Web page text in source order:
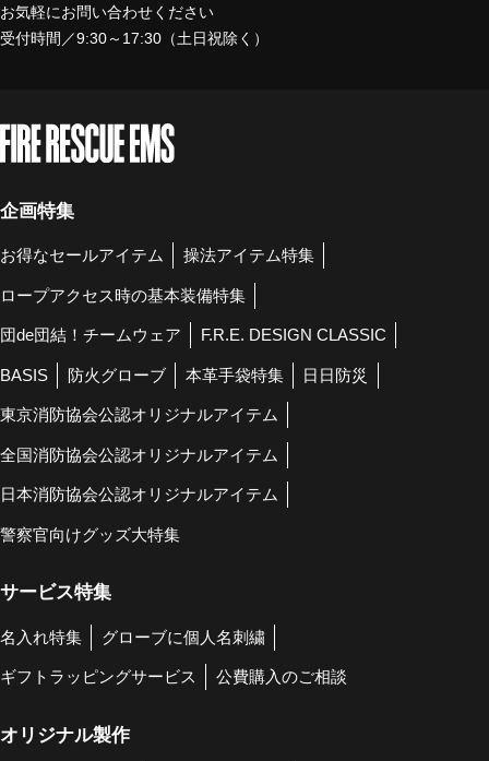
お気軽にお問い合わせください
受付時間／9:30～17:30（土日祝除く）
企画特集
お得なセールアイテム 操法アイテム特集
ロープアクセス時の基本装備特集
団de団結！チームウェア F.R.E. DESIGN CLASSIC
BASIS 防火グローブ 本革手袋特集 日日防災
東京消防協会公認オリジナルアイテム
全国消防協会公認オリジナルアイテム
日本消防協会公認オリジナルアイテム
警察官向けグッズ大特集
サービス特集
名入れ特集 グローブに個人名刺繍
ギフトラッピングサービス 公費購入のご相談
オリジナル製作